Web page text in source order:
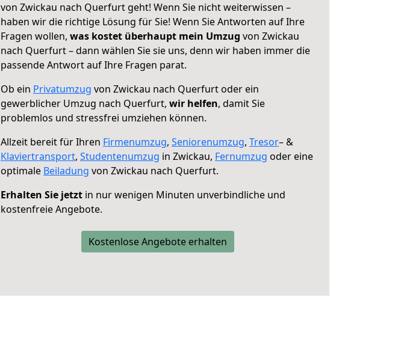
von Zwickau nach Querfurt geht! Wenn Sie nicht weiterwissen –
haben wir die richtige Lösung für Sie! Wenn Sie Antworten auf Ihre
Fragen wollen, was kostet überhaupt mein Umzug von Zwickau
nach Querfurt – dann wählen Sie sie uns, denn wir haben immer die
passende Antwort auf Ihre Fragen parat.
Ob ein Privatumzug von Zwickau nach Querfurt oder ein
gewerblicher Umzug nach Querfurt, wir helfen, damit Sie
problemlos und stressfrei umziehen können.
Allzeit bereit für Ihren Firmenumzug, Seniorenumzug, Tresor– &
Klaviertransport, Studentenumzug in Zwickau, Fernumzug oder eine
optimale Beiladung von Zwickau nach Querfurt.
Erhalten Sie jetzt in nur wenigen Minuten unverbindliche und
kostenfreie Angebote.
Kostenlose Angebote erhalten